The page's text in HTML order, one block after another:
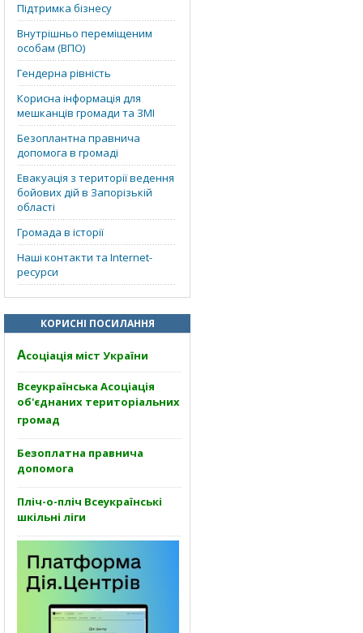
Підтримка бізнесу
Внутрішньо переміщеним
особам (ВПО)
Гендерна рівність
Корисна інформація для
мешканців громади та ЗМІ
Безоплантна правнича
допомога в громаді
Евакуація з території ведення
бойових дій в Запорізькій
області
Громада в історії
Наші контакти та Internet-
ресурси
КОРИСНІ ПОСИЛАННЯ
Асоціація міст України
Всеукраїнська Асоціація
об'єднаних територіальних
громад
Безоплатна правнича
допомога
Пліч-о-пліч Всеукраїнські
шкільні ліги